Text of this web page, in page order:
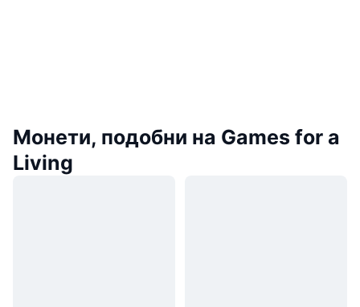
Монети, подобни на Games for a
Living